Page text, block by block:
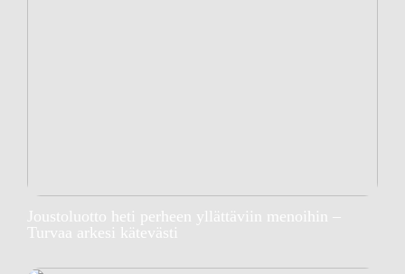
Joustoluotto heti perheen yllättäviin menoihin –
Turvaa arkesi kätevästi